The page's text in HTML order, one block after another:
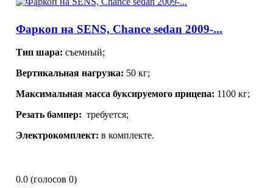
Фаркоп на SENS, Chance sedan 2009-...
Тип шара: съемный;
Вертикальная нагрузка: 50 кг;
Максимальная масса буксируемого прицепа: 1100 кг;
Резать бампер: требуется;
Электрокомплект: в комплекте.
0.0 (голосов 0)